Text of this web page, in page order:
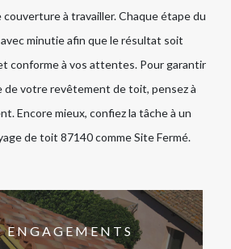
à travailler. Chaque étape du
minutie afin que le résultat soit
conforme à vos attentes. Pour garantir
de votre revêtement de toit, pensez à
Encore mieux, confiez la tâche à un
de toit 87140 comme Site Fermé.
ENGAGEMENTS